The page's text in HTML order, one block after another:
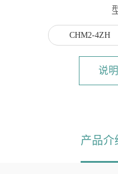
CHM2-4ZH
说
产品介